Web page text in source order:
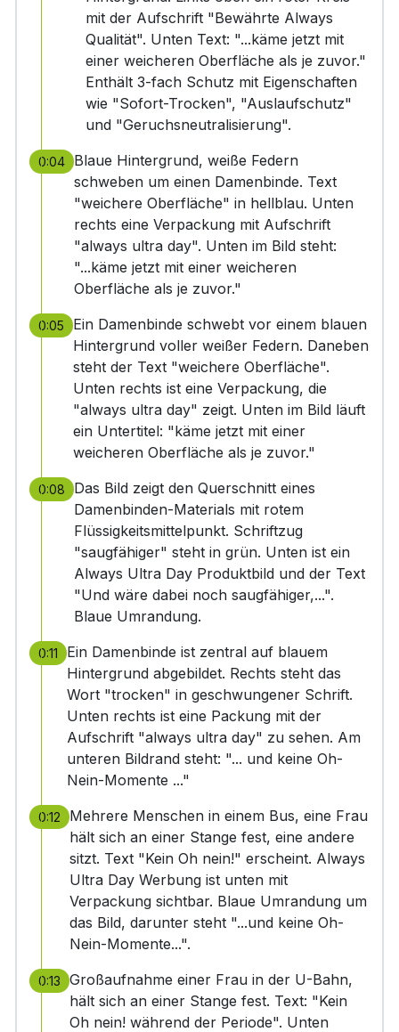
mit der Aufschrift "Bewährte Always
Qualität". Unten Text: "...käme jetzt mit
einer weicheren Oberfläche als je zuvor."
Enthält 3-fach Schutz mit Eigenschaften
wie "Sofort-Trocken", "Auslaufschutz"
und "Geruchsneutralisierung".
0:04 Blaue Hintergrund, weiße Federn
schweben um einen Damenbinde. Text
"weichere Oberfläche" in hellblau. Unten
rechts eine Verpackung mit Aufschrift
"always ultra day". Unten im Bild steht:
"...käme jetzt mit einer weicheren
Oberfläche als je zuvor."
0:05
Ein Damenbinde schwebt vor einem blauen
Hintergrund voller weißer Federn. Daneben
steht der Text "weichere Oberfläche".
Unten rechts ist eine Verpackung, die
"always ultra day" zeigt. Unten im Bild läuft
ein Untertitel: "käme jetzt mit einer
weicheren Oberfläche als je zuvor."
0:08
Das Bild zeigt den Querschnitt eines
Damenbinden-Materials mit rotem
Flüssigkeitsmittelpunkt. Schriftzug
"saugfähiger" steht in grün. Unten ist ein
Always Ultra Day Produktbild und der Text
"Und wäre dabei noch saugfähiger,...".
Blaue Umrandung.
0:11
Ein Damenbinde ist zentral auf blauem
Hintergrund abgebildet. Rechts steht das
Wort "trocken" in geschwungener Schrift.
Unten rechts ist eine Packung mit der
Aufschrift "always ultra day" zu sehen. Am
unteren Bildrand steht: "... und keine Oh-
Nein-Momente ..."
0:12
Mehrere Menschen in einem Bus, eine Frau
hält sich an einer Stange fest, eine andere
sitzt. Text "Kein Oh nein!" erscheint. Always
Ultra Day Werbung ist unten mit
Verpackung sichtbar. Blaue Umrandung um
das Bild, darunter steht "...und keine Oh-
Nein-Momente...".
0:13
Großaufnahme einer Frau in der U-Bahn,
hält sich an einer Stange fest. Text: "Kein
Oh nein! während der Periode". Unten